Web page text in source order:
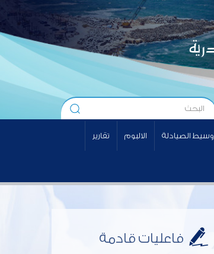
وسيط الصيادلة الالبوم تقارير
فاعليات قادمة